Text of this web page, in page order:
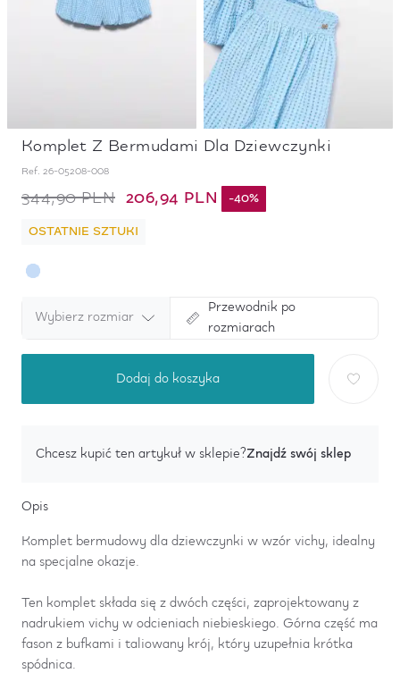
Komplet Z Bermudami Dla Dziewczynki
Ref. 26-05208-008
344,90 PLN 206,94 PLN -40%
OSTATNIE SZTUKI
Wybierz rozmiar
Przewodnik po
rozmiarach
Dodaj do koszyka
Chcesz kupić ten artykuł w sklepie?Znajdź swój sklep
Opis
Komplet bermudowy dla dziewczynki w wzór vichy, idealny
na specjalne okazje.
Ten komplet składa się z dwóch części, zaprojektowany z
nadrukiem vichy w odcieniach niebieskiego. Górna część ma
fason z bufkami i taliowany krój, który uzupełnia krótka
spódnica.